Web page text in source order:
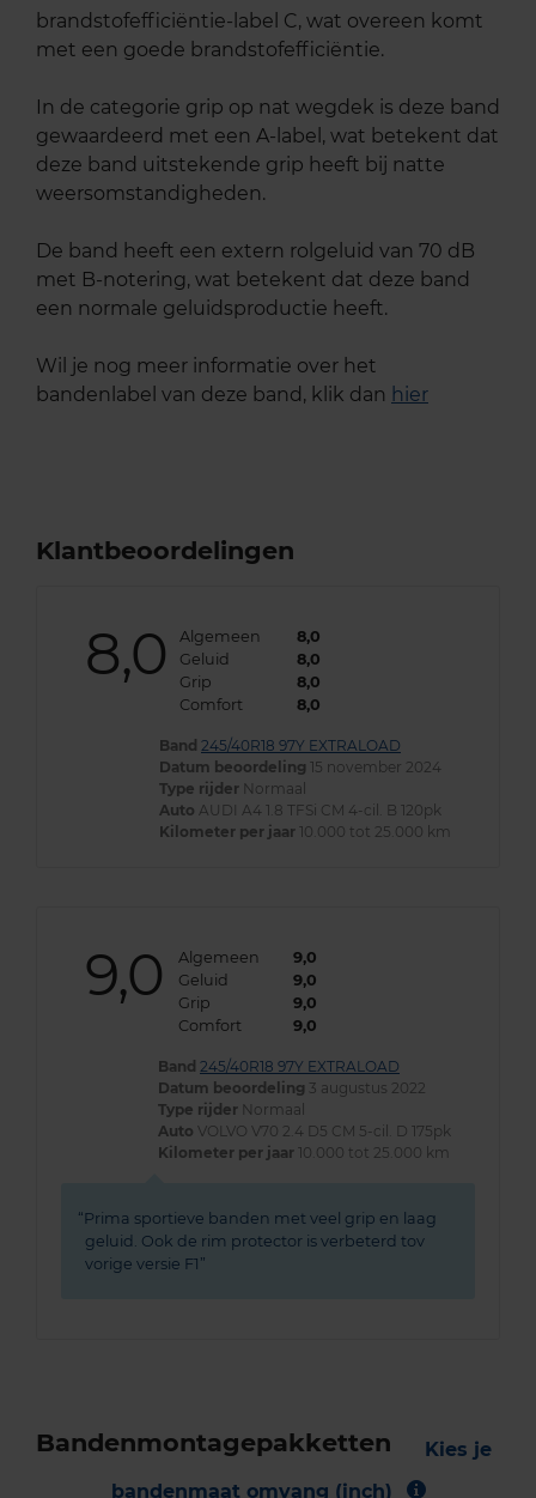
brandstofefficiëntie-label C, wat overeen komt
met een goede brandstofefficiëntie.
In de categorie grip op nat wegdek is deze band
gewaardeerd met een A-label, wat betekent dat
deze band uitstekende grip heeft bij natte
weersomstandigheden.
De band heeft een extern rolgeluid van 70 dB
met B-notering, wat betekent dat deze band
een normale geluidsproductie heeft.
Wil je nog meer informatie over het
bandenlabel van deze band, klik dan hier
Klantbeoordelingen
8,0 Algemeen
8,0
Geluid
8,0
Grip
8,0
Comfort
8,0
Band 245/40R18 97Y EXTRALOAD
Datum beoordeling 15 november 2024
Type rijder Normaal
Auto AUDI A4 1.8 TFSi CM 4-cil. B 120pk
Kilometer per jaar 10.000 tot 25.000 km
9,0 Algemeen
9,0
Geluid
9,0
Grip
9,0
Comfort
9,0
Band 245/40R18 97Y EXTRALOAD
Datum beoordeling 3 augustus 2022
Type rijder Normaal
Auto VOLVO V70 2.4 D5 CM 5-cil. D 175pk
Kilometer per jaar 10.000 tot 25.000 km
Prima sportieve banden met veel grip en laag
geluid. Ook de rim protector is verbeterd tov
vorige versie F1
Bandenmontagepakketten
Kies je
bandenmaat omvang (inch)